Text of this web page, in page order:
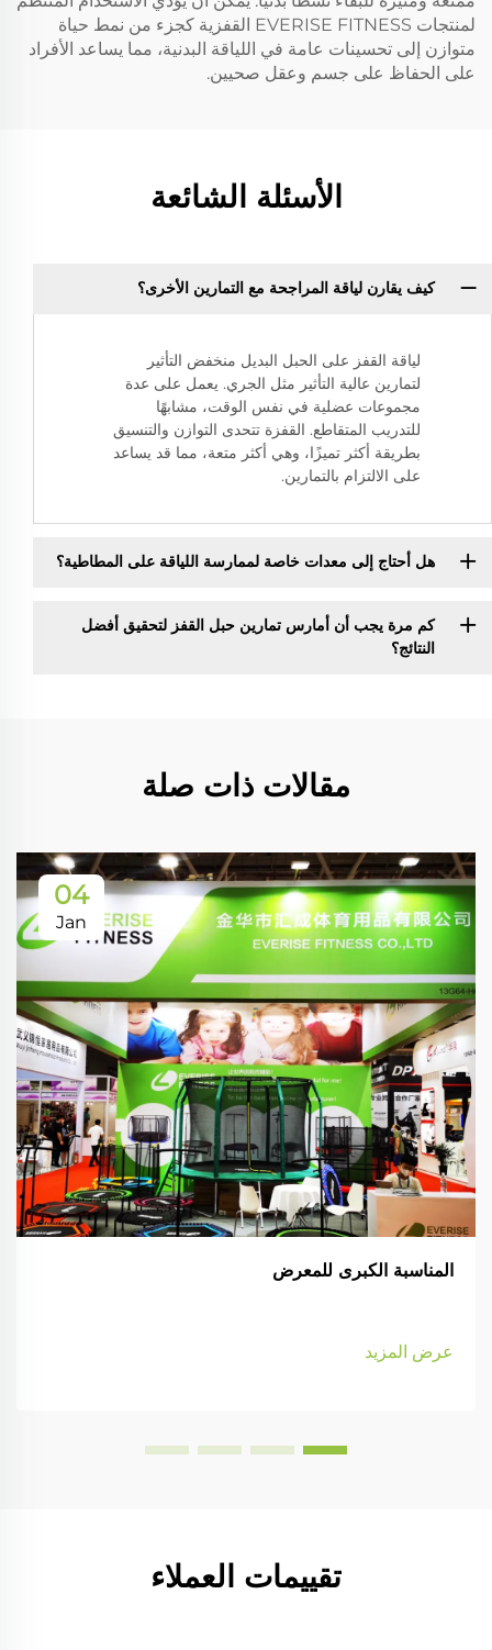
لمنتجات EVERISE FITNESS القفزية كجزء من نمط حياة
متوازن إلى تحسينات عامة في اللياقة البدنية، مما يساعد الأفراد
على الحفاظ على جسم وعقل صحيين.
الأسئلة الشائعة
كيف يقارن لياقة المراجحة مع التمارين الأخرى؟
لياقة القفز على الحبل البديل منخفض التأثير
لتمارين عالية التأثير مثل الجري. يعمل على عدة
مجموعات عضلية في نفس الوقت، مشابهًا
للتدريب المتقاطع. القفزة تتحدى التوازن والتنسيق
بطريقة أكثر تميزًا، وهي أكثر متعة، مما قد يساعد
على الالتزام بالتمارين.
هل أحتاج إلى معدات خاصة لممارسة اللياقة على المطاطية؟
كم مرة يجب أن أمارس تمارين حبل القفز لتحقيق أفضل
النتائج؟
مقالات ذات صلة
04
Jan
المناسبة الكبرى للمعرض
عرض المزيد
تقييمات العملاء